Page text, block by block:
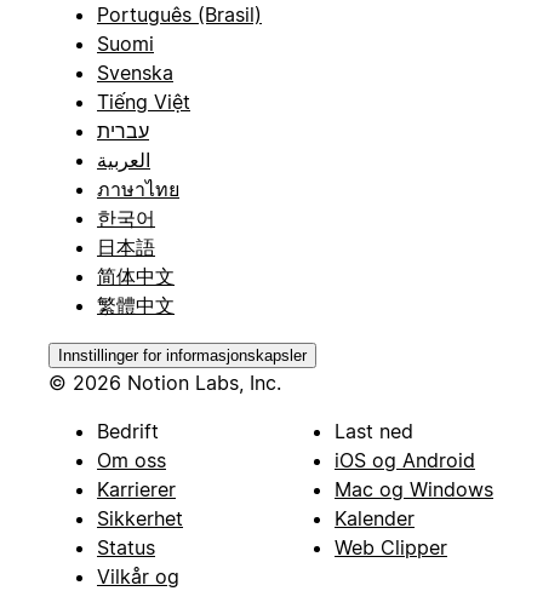
Português (Brasil)
Suomi
Svenska
Tiếng Việt
עברית
العربية
ภาษาไทย
한국어
日本語
简体中文
繁體中文
Innstillinger for informasjonskapsler
© 2026 Notion Labs, Inc.
Bedrift
Om oss
Karrierer
Sikkerhet
Status
Vilkår og
Last ned
iOS og Android
Mac og Windows
Kalender
Web Clipper